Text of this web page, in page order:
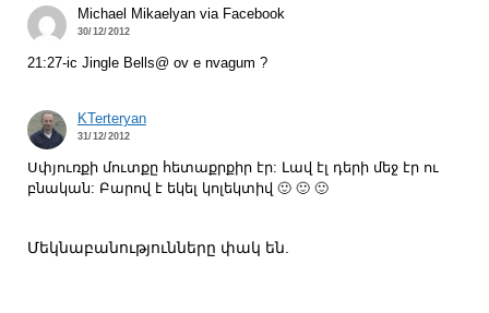
Michael Mikaelyan via Facebook
30/12/2012
21:27-ic Jingle Bells@ ov e nvagum ?
KTerteryan
31/12/2012
Սփյուռքի մուտքը հետաքրքիր էր: Լավ էլ դերի մեջ էր ու
բնական: Բարով է եկել կոլեկտիվ 🙂 🙂 🙂
Մեկնաբանությունները փակ են.